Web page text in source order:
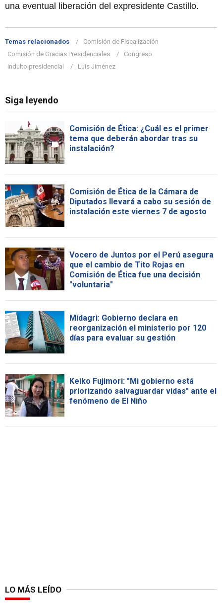
una eventual liberación del expresidente Castillo.
Temas relacionados
Comisión de Fiscalización
Comisión de Gracias Presidenciales
Congreso
indulto presidencial
Luis Jiménez
Siga leyendo
Comisión de Ética: ¿Cuál es el primer
tema que deberán abordar tras su
instalación?
Comisión de Ética de la Cámara de
Diputados llevará a cabo su sesión de
instalación este viernes 7 de agosto
Vocero de Juntos por el Perú asegura
que el cambio de Tito Rojas en
Comisión de Ética fue una decisión
"voluntaria"
Midagri: Gobierno declara en
reorganización el ministerio por 120
días para evaluar su gestión
Keiko Fujimori: "Mi gobierno está
priorizando salvaguardar vidas" ante el
fenómeno de El Niño
LO MÁS LEÍDO